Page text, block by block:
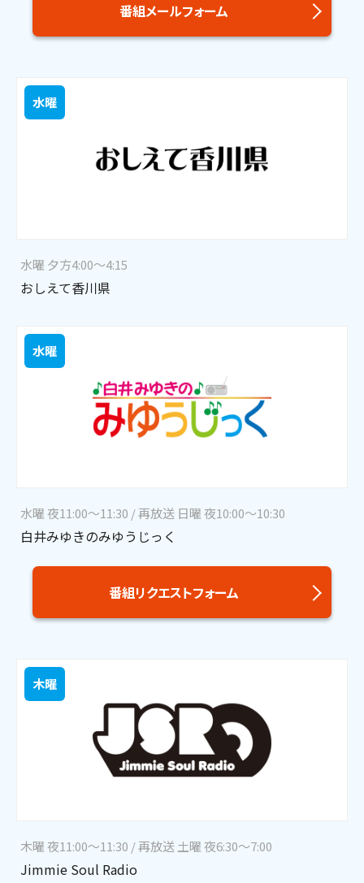
番組メールフォーム
水曜
水曜 夕方4:00～4:15
おしえて香川県
水曜
水曜 夜11:00～11:30 / 再放送 日曜 夜10:00～10:30
白井みゆきのみゆうじっく
番組リクエストフォーム
木曜
木曜 夜11:00～11:30 / 再放送 土曜 夜6:30～7:00
Jimmie Soul Radio